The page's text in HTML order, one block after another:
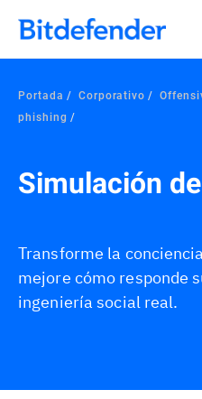
Portada Corporativo
phishing
Simulación
Transforme la
mejore cómo responde
ingeniería social real.